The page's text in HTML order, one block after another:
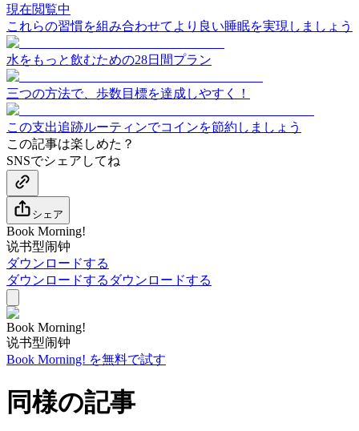
現在閲覧中
これらの習慣を組み合わせてより良い睡眠を実現しましょう
水をもっと飲むための28日間プラン
三つの方法で、歩数目標を達成しやすく！
この支出追跡ルーティンでコインを節約しましょう
この記事は楽しめた？
SNSでシェアしてね
シェア
Book Morning!
说书型闹钟
ダウンロードする
ダウンロードする ダウンロードする
Book Morning!
说书型闹钟
Book Morning! を無料で試す
同様の記事